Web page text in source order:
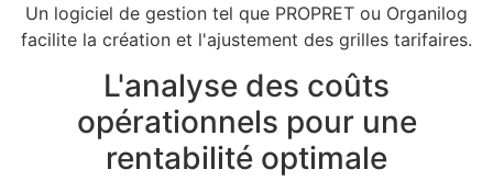
Un logiciel de gestion tel que PROPRET ou Organilog
facilite la création et l'ajustement des grilles tarifaires.
L'analyse des coûts
opérationnels pour une
rentabilité optimale